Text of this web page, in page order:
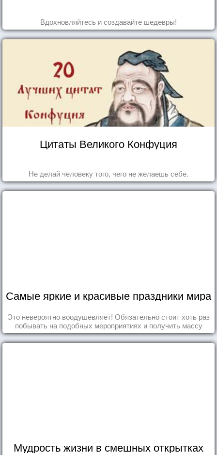
Вдохновляйтесь и создавайте шедевры!
Цитаты Великого Конфуция
Не делай человеку того, чего не желаешь себе.
Самые яркие и красивые праздники мира
Это невероятно воодушевляет! Обязательно стоит хоть раз
побывать на подобных мероприятиях и получить массу
впечатлений!
Мудрость жизни в смешных открытках